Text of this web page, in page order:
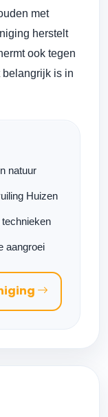
met
herstelt
ook tegen
is in
natuur
Huizen
aangroei